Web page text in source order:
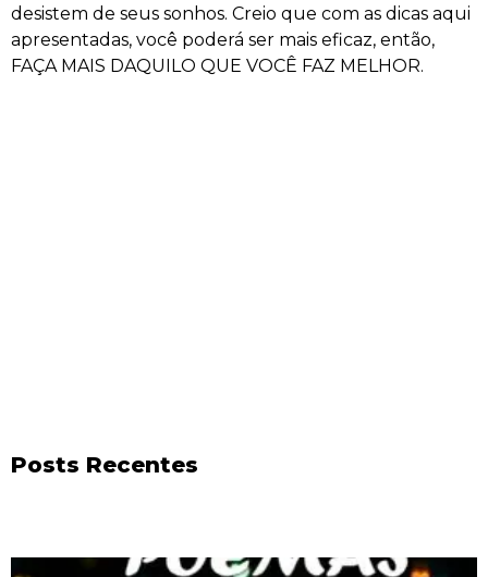
desistem de seus sonhos. Creio que com as dicas aqui
apresentadas, você poderá ser mais eficaz, então,
FAÇA MAIS DAQUILO QUE VOCÊ FAZ MELHOR.
Posts Recentes